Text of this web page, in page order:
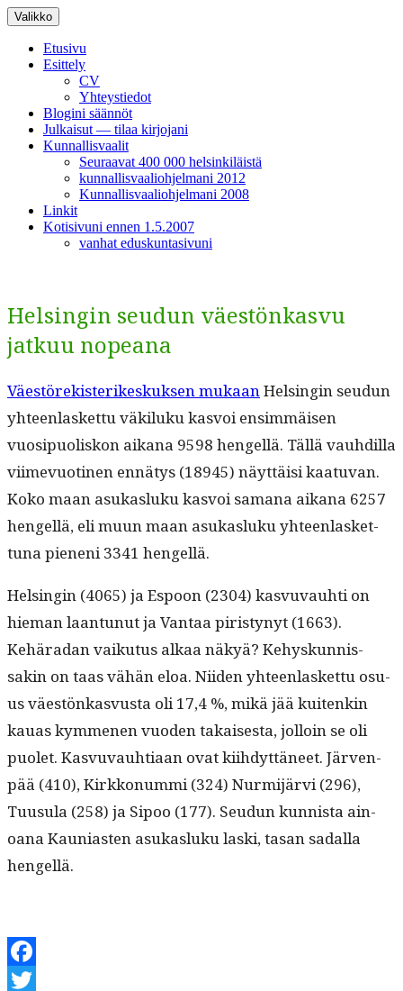
Siirry
sisältöön
Valikko
Etusivu
Esittely
CV
Yhteystiedot
Blogini säännöt
Julkaisut — tilaa kirjojani
Kunnallisvaalit
Seuraavat 400 000 helsinkiläistä
kunnallisvaaliohjelmani 2012
Kunnallisvaaliohjelmani 2008
Linkit
Kotisivuni ennen 1.5.2007
vanhat eduskuntasivuni
Helsingin seudun väestönkasvu
jatkuu nopeana
Väestörek­isterikeskuk­sen mukaanHelsin­gin seudun
yhteen­las­ket­tu väk­iluku kasvoi ensim­mäisen
vuosipuoliskon aikana 9598 hen­gel­lä. Täl­lä vauhdil­la
viime­vuoti­nen ennä­tys (18945) näyt­täisi kaatu­van.
Koko maan asukasluku kasvoi samana aikana 6257
hen­gel­lä, eli muun maan asukasluku yhteen­las­ket­
tuna pieneni 3341 hengellä.
Helsin­gin (4065) ja Espoon (2304) kasvu­vauhti on
hie­man laan­tunut ja Van­taa piristynyt (1663).
Kehäradan vaiku­tus alkaa näkyä? Kehyskun­nis­
sakin on taas vähän eloa. Niiden yhteen­las­ket­tu osu­
us väestönkasvus­ta oli 17,4 %, mikä jää kuitenkin
kauas kymme­nen vuo­den takaises­ta, jol­loin se oli
puo­let. Kasvu­vauh­ti­aan ovat kiihdyt­täneet. Jär­ven­
pää (410), Kirkkon­um­mi (324) Nur­mi­järvi (296),
Tuusu­la (258) ja Sipoo (177). Seudun kun­nista ain­
oana Kau­ni­as­ten asukasluku las­ki, tasan sadal­la
hengellä.
Facebook